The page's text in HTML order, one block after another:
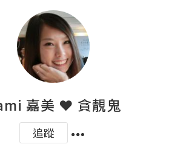
嘉美 ❤ 貪靚鬼
追蹤